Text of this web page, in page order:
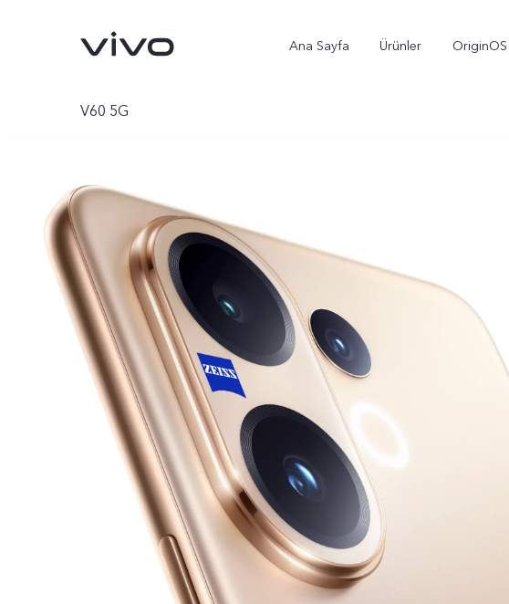
Ana Sayfa Ürünler OriginOS
X300 Ultra yeni X300 Pro X300
V60 5G